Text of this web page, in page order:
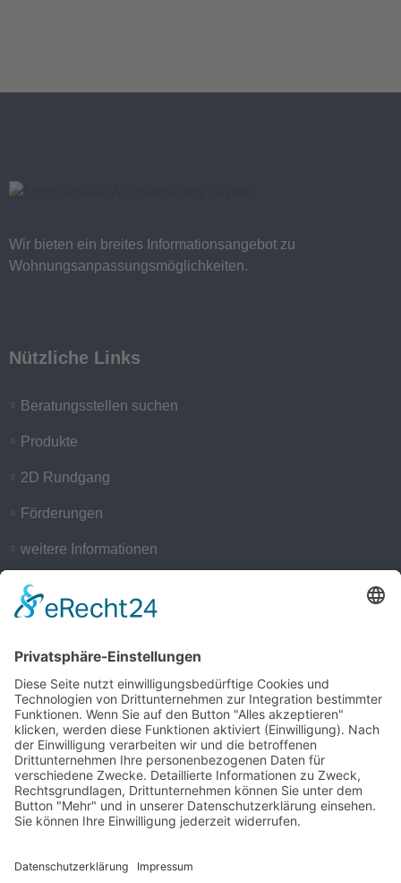
Wir bieten ein breites Informationsangebot zu
Wohnungsanpassungsmöglichkeiten.
Nützliche Links
Beratungsstellen suchen
Produkte
2D Rundgang
Förderungen
weitere Informationen